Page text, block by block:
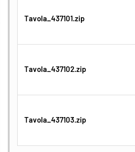
Tavola_437101.zip
Tavola_437102.zip
Tavola_437103.zip